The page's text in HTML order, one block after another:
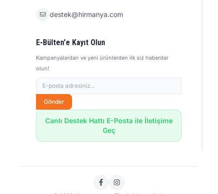
destek@hirmanya.com
E-Bülten'e Kayıt Olun
Kampanyalardan ve yeni ürünlerden ilk siz haberdar
olun!
Gönder
Canlı Destek Hattı E-Posta ile İletişime
Geç